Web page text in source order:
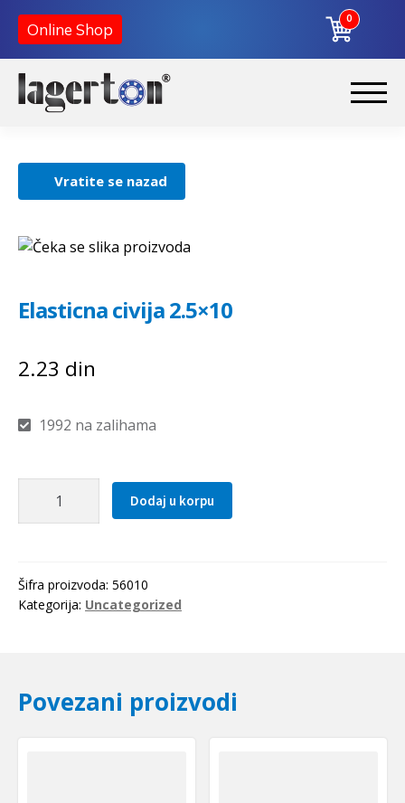
Online Shop
0
Početna
O nama
Kontakt
Vratite se nazad
Elasticna civija 2.5×10
2.23 din
1992 na zalihama
Dodaj u korpu
Šifra proizvoda: 56010
Kategorija: Uncategorized
Povezani proizvodi